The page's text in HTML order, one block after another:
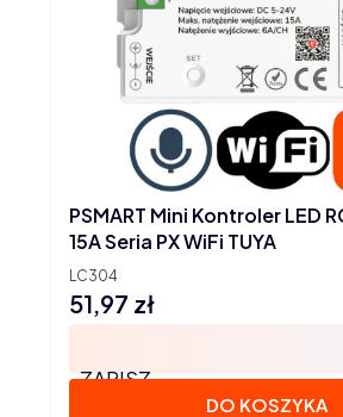
LC304
PSMART Mini Kontroler LED
15A Seria PX WiFi TUYA
Cena
51,97 zł
ZAPISZ
DO KOSZYKA